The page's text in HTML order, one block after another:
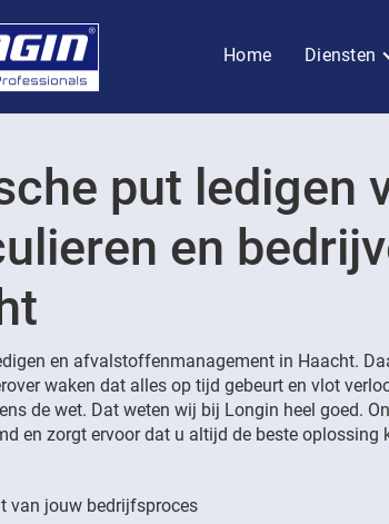
Home Diensten
put ledigen
en
en afvalstoffenmanagement in Haacht.
waken dat alles op tijd gebeurt en vlot
de wet. Dat weten wij bij Longin heel goed.
en zorgt ervoor dat u altijd de beste oplossing
van jouw bedrijfsproces